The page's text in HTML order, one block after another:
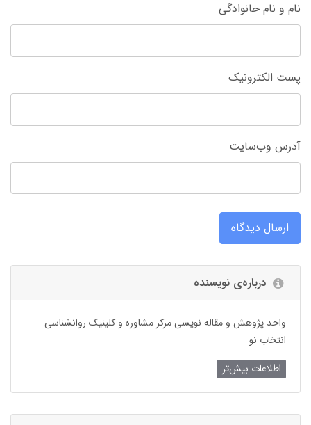
نام و نام خانوادگی
پست الکترونیک
آدرس وب‌سایت
ارسال دیدگاه
درباره‌ی نویسنده
واحد پژوهش و مقاله نویسی مرکز مشاوره و کلینیک روانشناسی
انتخاب نو
اطلاعات بیش‌تر